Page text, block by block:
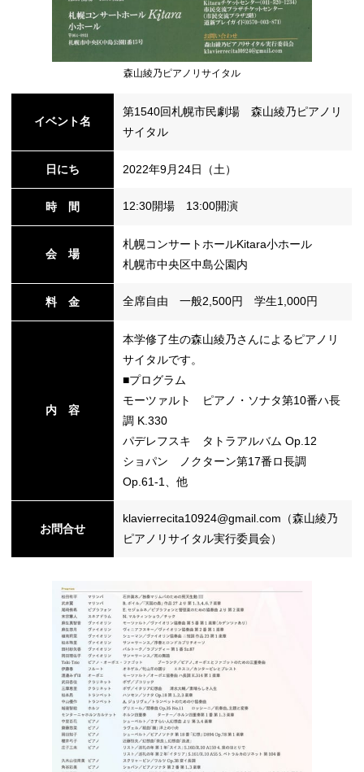
切
森山綾乃ピアノリサイタル
イベント名
第1540回札幌市民劇場 森山綾乃ピアノリ
サイタル
日にち 2022年9月24日（土）
時 間 12:30開場 13:00開演
会 場
札幌コンサートホールKitara小ホール
札幌市中央区中島公園内
料 金 全席自由 一般2,500円 学生1,000円
内 容
本学修了生の森山綾乃さんによるピアノリ
サイタルです。
■プログラム
モーツァルト ピアノ・ソナタ第10番ハ長
調 K.330
パデレフスキ タトラアルバム Op.12
ショパン ノクターン第17番ロ長調
Op.61-1、他
お問合せ
klavierrecita10924@gmail.com（森山綾乃
ピアノリサイタル実行委員会）